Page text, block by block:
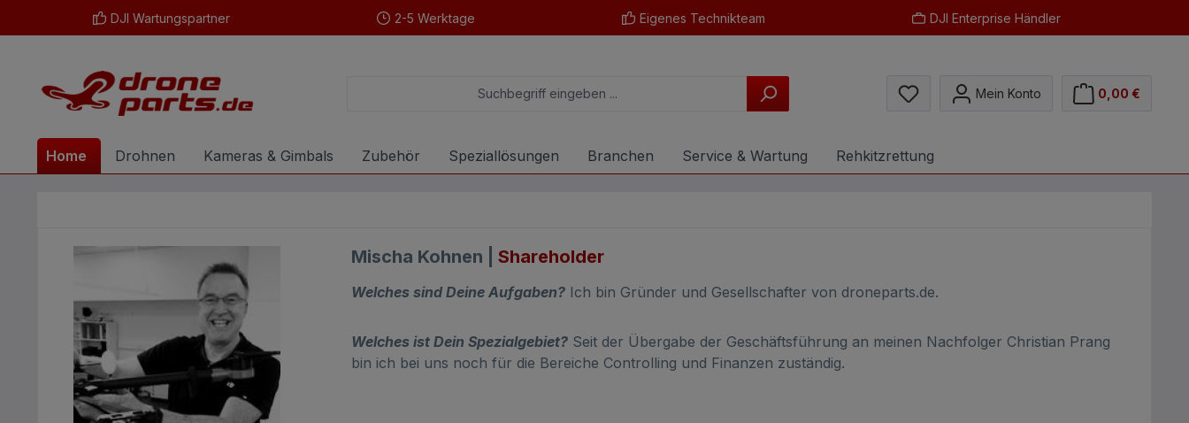
Hauptinhalt springen
Zur Suche springen
Zur Hauptnavigation springen
DJI Wartungspartner 2-5 Werktage Eigenes Technikteam DJI Enterprise Händler
Du hast 0 Produkte auf dem Merkzettel
Mein Konto 0,00 €
Home Drohnen Kameras & Gimbals Zubehör Speziallösungen Branchen Service & Wartung Rehkitzrettung
Mischa Kohnen | Shareholder
Welches sind Deine Aufgaben? Ich bin Gründer und Gesellschafter von droneparts.de.
Welches ist Dein Spezialgebiet? Seit der Übergabe der Geschäftsführung an meinen Nachfolger Christian Prang
bin ich bei uns noch für die Bereiche Controlling und Finanzen zuständig.